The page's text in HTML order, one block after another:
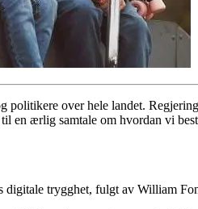
over hele landet.
en ærlig samtale om hvordan vi
trygghet, fulgt av William